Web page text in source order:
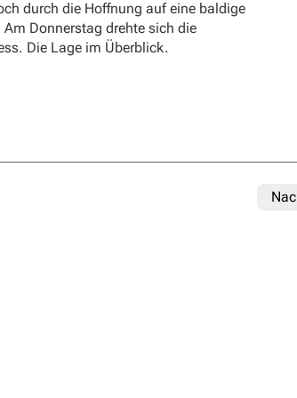
durch die Hoffnung auf eine baldige
Donnerstag drehte sich die
Die Lage im Überblick.